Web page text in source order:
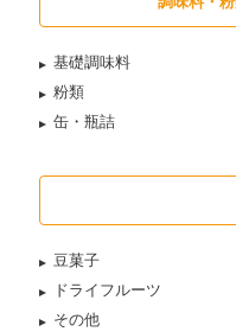
基礎調味料
粉類
缶・瓶詰
豆菓子
ドライフルーツ
その他